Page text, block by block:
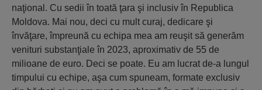
naţional. Cu sedii în toată ţara şi inclusiv în Republica
Moldova. Mai nou, deci cu mult curaj, dedicare şi
învăţare, împreună cu echipa mea am reuşit să generăm
venituri substanţiale în 2023, aproximativ de 55 de
milioane de euro. Deci se poate. Eu am lucrat de-a lungul
timpului cu echipe, aşa cum spuneam, formate exclusiv